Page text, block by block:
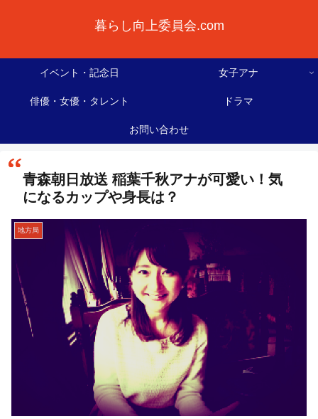
暮らし向上委員会.com
イベント・記念日 女子アナ
俳優・女優・タレント ドラマ
お問い合わせ
青森朝日放送 稲葉千秋アナが可愛い！気
になるカップや身長は？
地方局